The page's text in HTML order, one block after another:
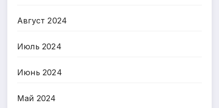
Август 2024
Июль 2024
Июнь 2024
Май 2024